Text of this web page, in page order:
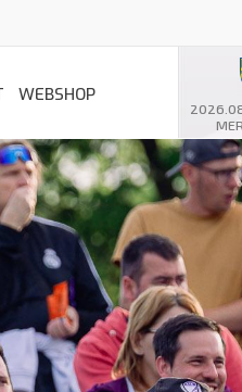
WEBSHOP